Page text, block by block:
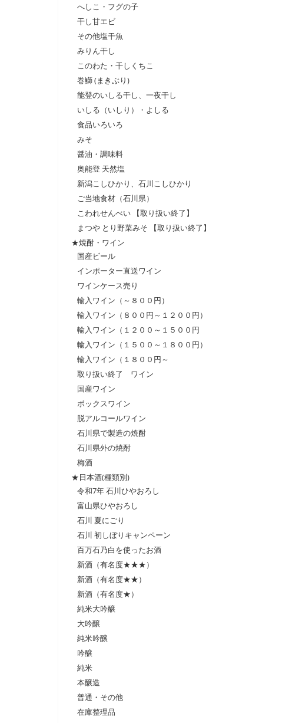
へしこ・フグの子
干し甘エビ
その他塩干魚
みりん干し
このわた・干しくちこ
巻鰤 (まきぶり)
能登のいしる干し、一夜干し
いしる（いしり）・よしる
食品いろいろ
みそ
醤油・調味料
奥能登 天然塩
新潟こしひかり、石川こしひかり
ご当地食材（石川県）
こわれせんべい 【取り扱い終了】
まつや とり野菜みそ 【取り扱い終了】
★焼酎・ワイン
国産ビール
インポーター直送ワイン
ワインケース売り
輸入ワイン（～８００円）
輸入ワイン（８００円～１２００円）
輸入ワイン（１２００～１５００円
輸入ワイン（１５００～１８００円）
輸入ワイン（１８００円～
取り扱い終了 ワイン
国産ワイン
ボックスワイン
脱アルコールワイン
石川県で製造の焼酎
石川県外の焼酎
梅酒
★日本酒(種類別)
令和7年 石川ひやおろし
富山県ひやおろし
石川 夏にごり
石川 初しぼりキャンペーン
百万石乃白を使ったお酒
新酒（有名度★★★）
新酒（有名度★★）
新酒（有名度★）
純米大吟醸
大吟醸
純米吟醸
吟醸
純米
本醸造
普通・その他
在庫整理品